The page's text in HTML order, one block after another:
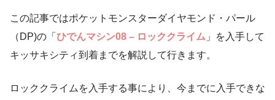
この記事ではポケットモンスターダイヤモンド・パール
（DP)の「 ひでんマシン08 – ロッククライム 」を入手して
キッサキシティ到着までを解説して行きます。
ロッククライムを入手する事により、今までに入手できな